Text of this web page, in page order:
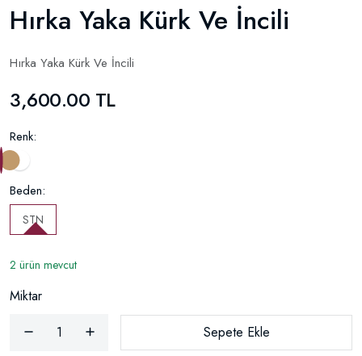
Hırka Yaka Kürk Ve İncili
Hırka Yaka Kürk Ve İncili
3,600.00 TL
Renk:
Beden:
STN
2 ürün mevcut
Miktar
Sepete Ekle